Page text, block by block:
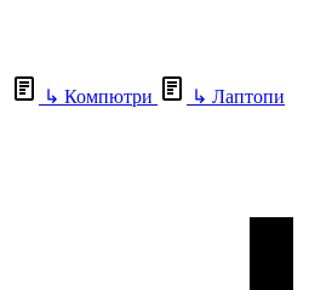
↳ Компютри ↳ Лаптопи